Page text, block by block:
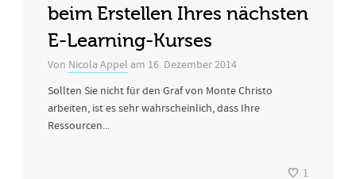
beim Erstellen Ihres nächsten
E-Learning-Kurses
Von Nicola Appel am 16. Dezember 2014
Sollten Sie nicht für den Graf von Monte Christo
arbeiten, ist es sehr wahrscheinlich, dass Ihre
Ressourcen...
1